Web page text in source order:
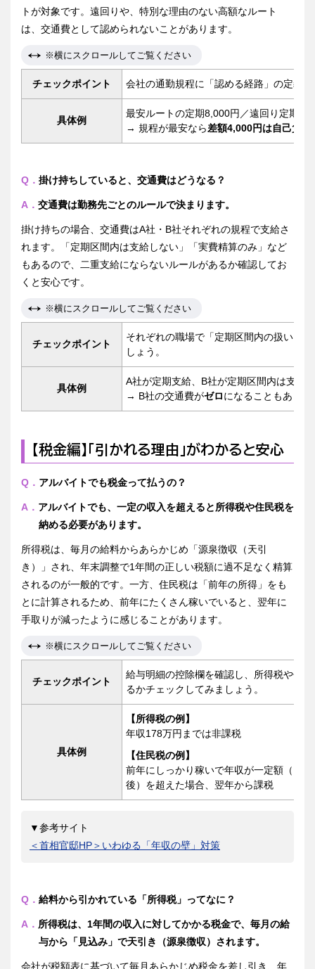
トが対象です。遠回りや、特別な理由のない高額なルート
は、交通費として認められないことがあります。
※横にスクロールしてご覧ください
チェックポイント 会社の通勤規程に「認める経路」の定義
具体例
最安ルートの定期8,000円／遠回り定期
→ 規程が最安なら差額4,000円は自己負担
Q． 掛け持ちしていると、交通費はどうなる？
A． 交通費は勤務先ごとのルールで決まります。
掛け持ちの場合、交通費はA社・B社それぞれの規程で支給さ
れます。「定期区間内は支給しない」「実費精算のみ」など
もあるので、二重支給にならないルールがあるか確認してお
くと安心です。
※横にスクロールしてご覧ください
チェックポイント
それぞれの職場で「定期区間内の扱い」
しょう。
具体例
A社が定期支給、B社が定期区間内は支給
→ B社の交通費がゼロになることもありま
【税金編】「引かれる理由」がわかると安心
Q． アルバイトでも税金って払うの？
A． アルバイトでも、一定の収入を超えると所得税や住民税を
納める必要があります。
所得税は、毎月の給料からあらかじめ「源泉徴収（天引
き）」され、年末調整で1年間の正しい税額に過不足なく精算
されるのが一般的です。一方、住民税は「前年の所得」をも
とに計算されるため、前年にたくさん稼いでいると、翌年に
手取りが減ったように感じることがあります。
※横にスクロールしてご覧ください
チェックポイント
給与明細の控除欄を確認し、所得税や住
るかチェックしてみましょう。
具体例
【所得税の例】
年収178万円までは非課税
【住民税の例】
前年にしっかり稼いで年収が一定額（自
後）を超えた場合、翌年から課税
▼参考サイト
＜首相官邸HP＞いわゆる「年収の壁」対策
Q． 給料から引かれている「所得税」ってなに？
A． 所得税は、1年間の収入に対してかかる税金で、毎月の給
与から「見込み」で天引き（源泉徴収）されます。
会社が税額表に基づいて毎月あらかじめ税金を差し引き、年